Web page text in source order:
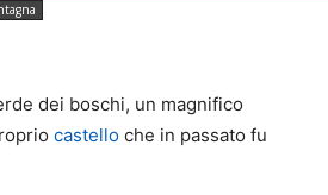
dei boschi, un magnifico
castello che in passato fu